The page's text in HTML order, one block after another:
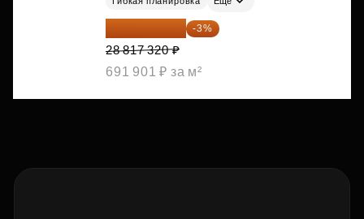
27 952 800 ₽ -3%
28 817 320 ₽
691 901 ₽ за м²